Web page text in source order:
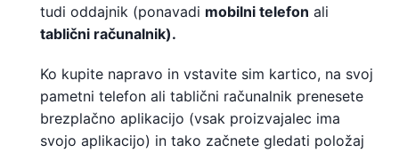
tudi oddajnik (ponavadi mobilni telefon ali
tablični računalnik).
Ko kupite napravo in vstavite sim kartico, na svoj
pametni telefon ali tablični računalnik prenesete
brezplačno aplikacijo (vsak proizvajalec ima
svojo aplikacijo) in tako začnete gledati položaj